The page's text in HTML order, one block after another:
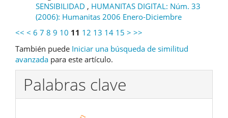
SENSIBILIDAD , HUMANITAS DIGITAL: Núm. 33
(2006): Humanitas 2006 Enero-Diciembre
<< < 6 7 8 9 10 11 12 13 14 15 > >>
También puede Iniciar una búsqueda de similitud
avanzada para este artículo.
Palabras clave